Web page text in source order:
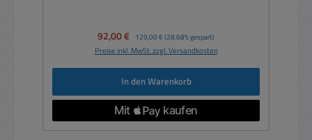
Verkaufspreis:
92,00 € Regulärer Preis:
129,00 € (28.68% gespart)
Preise inkl. MwSt. zzgl. Versandkosten
In den Warenkorb